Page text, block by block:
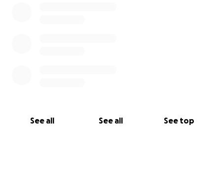
See all See all See top